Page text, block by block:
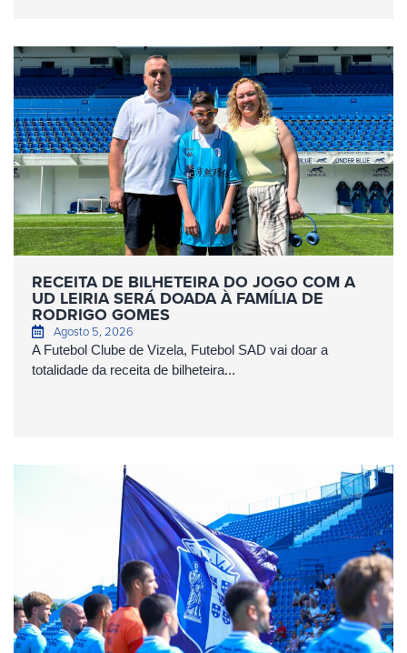
RECEITA DE BILHETEIRA DO JOGO COM A
UD LEIRIA SERÁ DOADA À FAMÍLIA DE
RODRIGO GOMES
Agosto 5, 2026
A Futebol Clube de Vizela, Futebol SAD vai doar a
totalidade da receita de bilheteira...